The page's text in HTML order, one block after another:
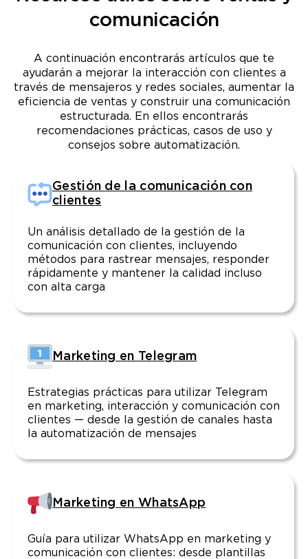
comunicación
A continuación encontrarás artículos que te
ayudarán a mejorar la interacción con clientes a
través de mensajeros y redes sociales, aumentar la
eficiencia de ventas y construir una comunicación
estructurada. En ellos encontrarás
recomendaciones prácticas, casos de uso y
consejos sobre automatización.
Gestión de la comunicación con
clientes
Un análisis detallado de la gestión de la
comunicación con clientes, incluyendo
métodos para rastrear mensajes, responder
rápidamente y mantener la calidad incluso
con alta carga
Marketing en Telegram
Estrategias prácticas para utilizar Telegram
en marketing, interacción y comunicación con
clientes — desde la gestión de canales hasta
la automatización de mensajes
Marketing en WhatsApp
Guía para utilizar WhatsApp en marketing y
comunicación con clientes: desde plantillas